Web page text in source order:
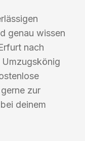
genau wissen
nach
zur
deinem